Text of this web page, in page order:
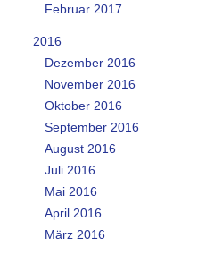
Februar 2017
2016
Dezember 2016
November 2016
Oktober 2016
September 2016
August 2016
Juli 2016
Mai 2016
April 2016
März 2016